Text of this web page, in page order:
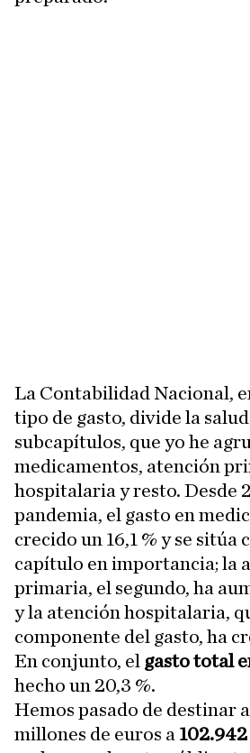
La Contabilidad Nacional,
tipo de gasto, divide la salud
subcapítulos, que yo he
medicamentos, atención
hospitalaria y resto. Desde
pandemia, el gasto en
crecido un 16,1 % y se sitúa
capítulo en importancia; la
primaria, el segundo, ha
y la atención hospitalaria,
componente del gasto, ha
En conjunto, el gasto total
hecho un 20,3 %.
Hemos pasado de destinar
millones de euros a